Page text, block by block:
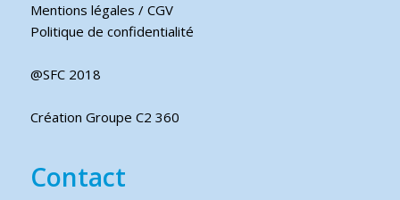
Mentions légales / CGV
Politique de confidentialité
@SFC 2018
Création Groupe C2 360
Contact